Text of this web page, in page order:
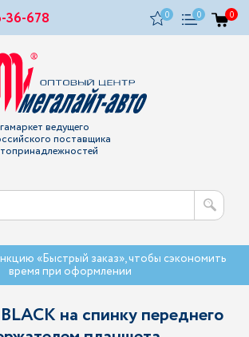
36-678 0 0 0
ведущего
поставщика
«Быстрый заказ», чтобы сэкономить
время при оформлении
на спинку переднего